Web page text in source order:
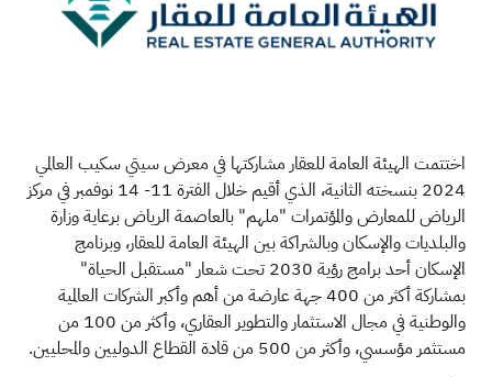
اختتمت الهيئة العامة للعقار مشاركتها في معرض سيتي سكيب العالمي
2024 بنسخته الثانية، الذي أقيم خلال الفترة 11- 14
نوفمبر في مركز
الرياض للمعارض والمؤتمرات "ملهم" بالعاصمة الرياض برعاية وزارة
والبلديات والإسكان وبالشراكة بين الهيئة العامة للعقار، وبرنامج
الإسكان أحد برامج رؤية 2030 تحت شعار "مستقبل الحياة"
بمشاركة أكثر من 400جهة عارضة من أهم وأكبر الشركات العالمية
والوطنية في مجال الاستثمار والتطوير العقاري، وأكثر من 100 من
مستثمر مؤسسي، وأكثر من 500 من قادة القطاع الدوليين والمحليين.